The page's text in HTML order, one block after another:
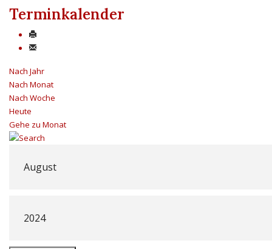
Terminkalender
Nach Jahr
Nach Monat
Nach Woche
Heute
Gehe zu Monat